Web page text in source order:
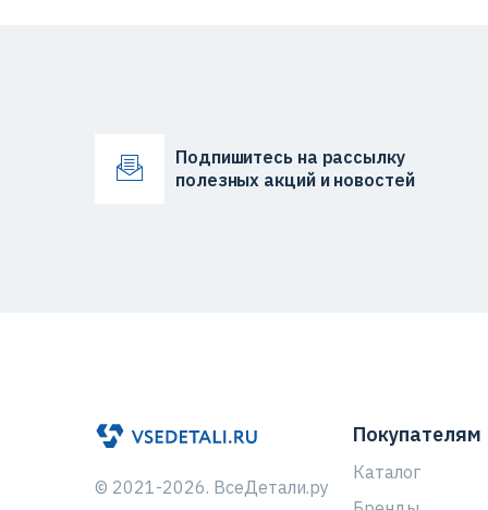
Подпишитесь на рассылку
полезных акций и новостей
© 2021-2026. ВсеДетали.ру
Покупателям
Каталог